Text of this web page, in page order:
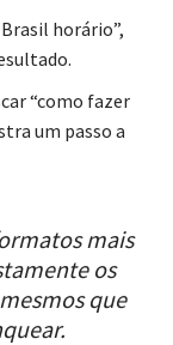
horário”,
“como fazer
um passo a
mais
os
que